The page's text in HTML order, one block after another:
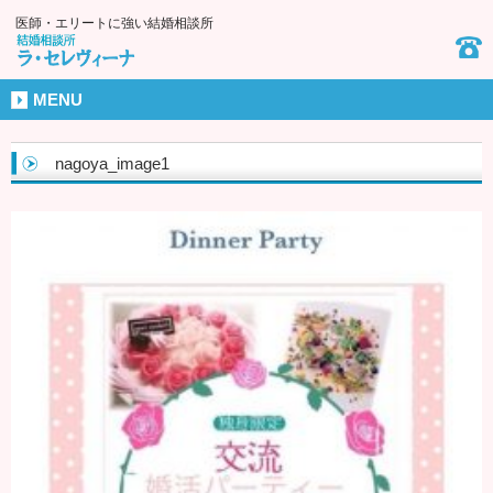
医師・エリートに強い結婚相談所
MENU
nagoya_image1